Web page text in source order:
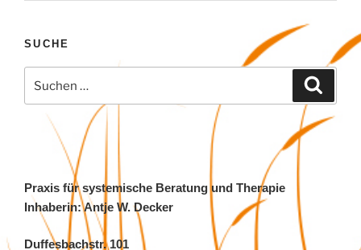
SUCHE
nach:
Praxis für systemische Beratung und Therapie
Inhaberin: Antje W. Decker
Duffesbachstr. 101